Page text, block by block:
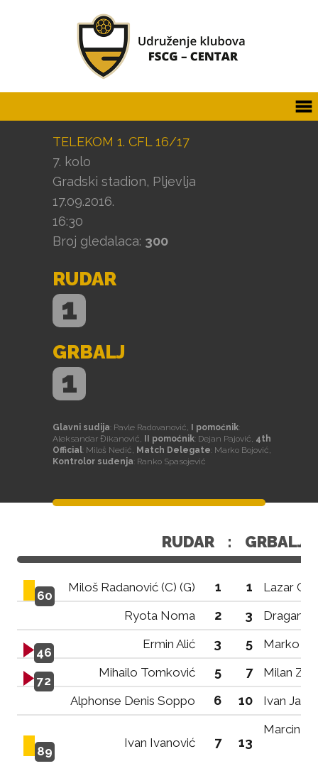
TELEKOM 1. CFL 16/17
7. kolo
Gradski stadion, Pljevlja
17.09.2016.
16:30
Broj gledalaca: 300
RUDAR
1
GRBALJ
1
Glavni sudija: Pavle Radovanović, I pomoćnik:
Aleksandar Đikanović,
II pomoćnik: Dejan Pajović, 4th
Official: Miloš Nedić, Match Delegate: Marko Bojović,
Kontrolor suđenja: Ranko Spasojević
RUDAR : GRBALJ
60
Miloš Radanović (C) (G) 1 1
Lazar
Ryota Noma
2 3 Dragan
46
Ermin Alić 3 5 Marko
72
Mihailo Tomković 5 7
Milan
Alphonse Denis Soppo
6 10 Ivan
89
Ivan Ivanović 7 13
Marcin